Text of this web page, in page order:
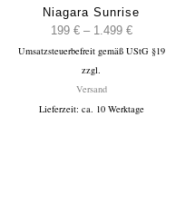
Niagara Sunrise
199 € – 1.499 €Preisspanne:
199 €
Umsatzsteuerbefreit gemäß UStG §19
zzgl.
Versand
Lieferzeit: ca. 10 Werktage